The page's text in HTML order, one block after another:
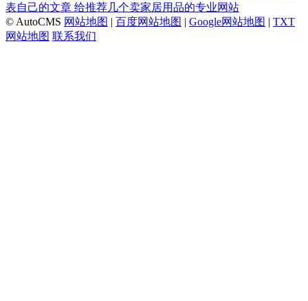
表自己的文章 给推荐几个卖家居用品的专业网站
© AutoCMS 网站地图 | 百度网站地图 | Google网站地图 | TXT
网站地图 联系我们